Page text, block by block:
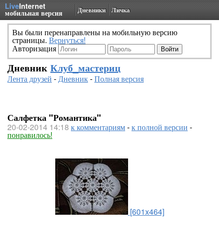
LiveInternet
мобильная версия Дневники Личка
Вы были перенаправлены на мобильную версию
страницы. Вернуться!
Авторизация
Дневник Клуб_мастериц
Лента друзей -Дневник-Полная версия
Салфетка "Романтика"
20-02-2014 14:18 к комментариям-к полной версии -
понравилось!
[601x464]